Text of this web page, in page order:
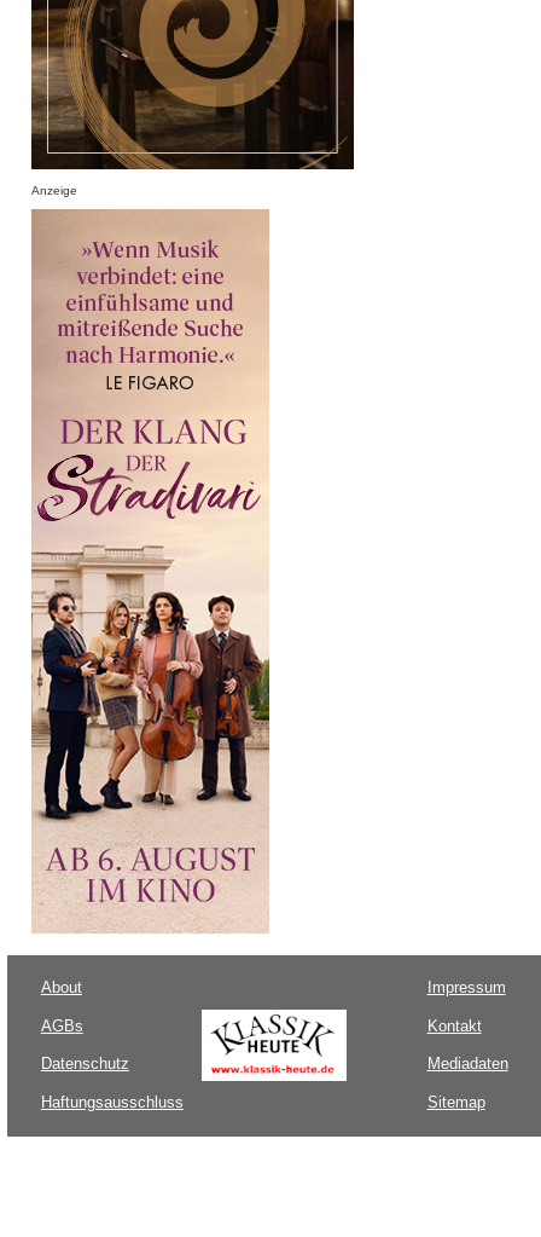
Anzeige
About
AGBs
Datenschutz
Haftungsausschluss
Impressum
Kontakt
Mediadaten
Sitemap